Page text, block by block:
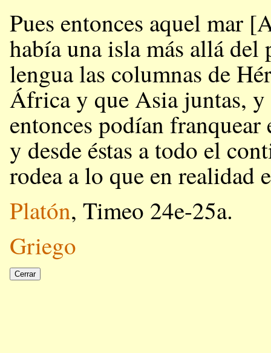
Pues entonces aquel mar
había una isla más allá del
lengua las columnas de
África y que Asia juntas, y
entonces podían
y desde éstas a todo el
rodea a lo que en realidad
Platón, Timeo 24e-25a.
Griego